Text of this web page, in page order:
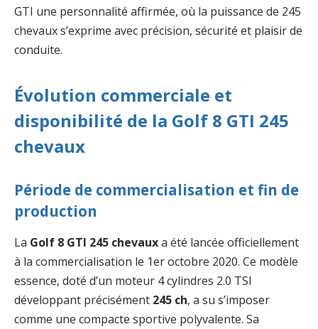
GTI une personnalité affirmée, où la puissance de 245
chevaux s’exprime avec précision, sécurité et plaisir de
conduite.
Évolution commerciale et
disponibilité de la Golf 8 GTI 245
chevaux
Période de commercialisation et fin de
production
La Golf 8 GTI 245 chevauxa été lancée officiellement
à la commercialisation le 1er octobre 2020. Ce modèle
essence, doté d’un moteur 4 cylindres 2.0 TSI
développant précisément 245 ch, a su s’imposer
comme une compacte sportive polyvalente. Sa